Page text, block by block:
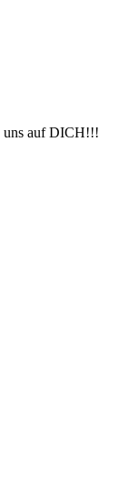
uns auf DICH!!!